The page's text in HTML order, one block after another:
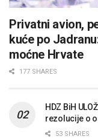
Privatni avion,
kuće po
moćne Hrvate
177 SHARES
HDZ BiH
rezolucije o
53 SHARES